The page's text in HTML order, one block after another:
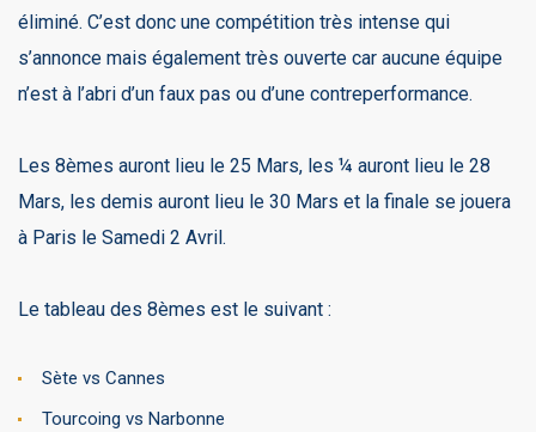
éliminé. C’est donc une compétition très intense qui
s’annonce mais également très ouverte car aucune équipe
n’est à l’abri d’un faux pas ou d’une contreperformance.
Les 8èmes auront lieu le 25 Mars, les ¼ auront lieu le 28
Mars, les demis auront lieu le 30 Mars et la finale se jouera
à Paris le Samedi 2 Avril.
Le tableau des 8èmes est le suivant :
Sète vs Cannes
Tourcoing vs Narbonne